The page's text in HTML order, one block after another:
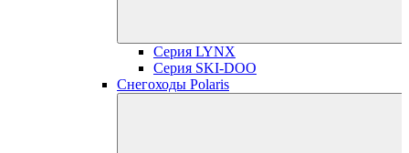
Серия LYNX
Серия SKI-DOO
Снегоходы Polaris